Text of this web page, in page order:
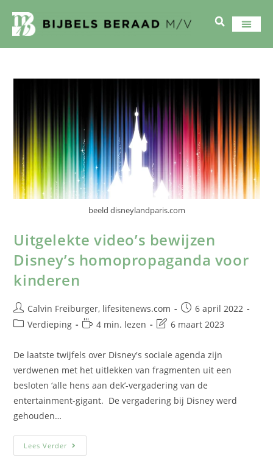
beeld disneylandparis.com
Uitgelekte video’s bewijzen
Disney’s homopropaganda voor
kinderen
Calvin Freiburger, lifesitenews.com
6 april 2022
Verdieping
4 min. lezen 6 maart 2023
De laatste twijfels over Disney's sociale agenda zijn
verdwenen met het uitlekken van fragmenten uit een
besloten ‘alle hens aan dek’-vergadering van de
entertainment-gigant. De vergadering bij Disney werd
gehouden…
Lees Verder